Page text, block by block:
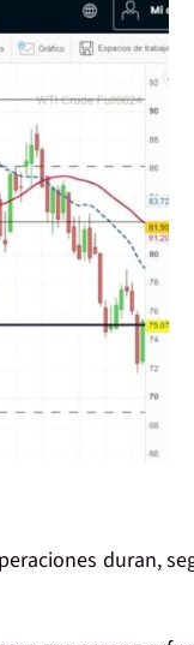
duran,